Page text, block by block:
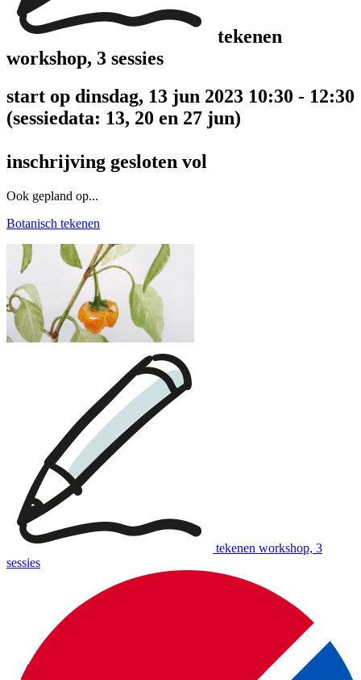
tekenen
workshop, 3 sessies
start op dinsdag, 13 jun 2023 10:30 - 12:30
(sessiedata: 13, 20 en 27 jun)
inschrijving gesloten vol
Ook gepland op...
Botanisch tekenen
tekenen workshop, 3
sessies